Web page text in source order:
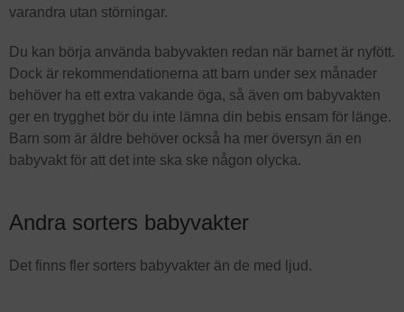
varandra utan störningar.
Du kan börja använda babyvakten redan när barnet är nyfött.
Dock är rekommendationerna att barn under sex månader
behöver ha ett extra vakande öga, så även om babyvakten
ger en trygghet bör du inte lämna din bebis ensam för länge.
Barn som är äldre behöver också ha mer översyn än en
babyvakt för att det inte ska ske någon olycka.
Andra sorters babyvakter
Det finns fler sorters babyvakter än de med ljud.